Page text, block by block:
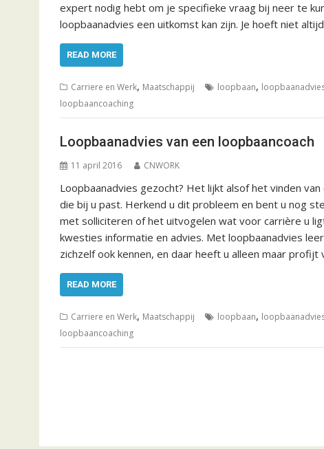
expert nodig hebt om je specifieke vraag bij neer te
loopbaanadvies een uitkomst kan zijn. Je hoeft niet
READ MORE
Carriere en Werk, Maatschappij loopbaan,
loopbaancoaching
Loopbaanadvies van een loopbaancoach
11 april 2016 CNWORK
Loopbaanadvies gezocht? Het lijkt alsof het vinden
die bij u past. Herkend u dit probleem en bent u nog
met solliciteren of het uitvogelen wat voor carrière u
kwesties informatie en advies. Met loopbaanadvies
zichzelf ook kennen, en daar heeft u alleen maar profijt
READ MORE
Carriere en Werk, Maatschappij loopbaan,
loopbaancoaching